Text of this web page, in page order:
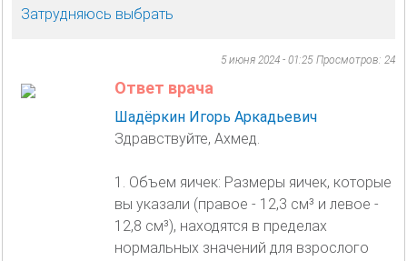
Затрудняюсь выбрать
5 июня 2024 - 01:25 Просмотров: 24
Ответ врача
Шадёркин Игорь Аркадьевич
Здравствуйте, Ахмед.
1. Объем яичек: Размеры яичек, которые
вы указали (правое - 12,3 см³ и левое -
12,8 см³), находятся в пределах
нормальных значений для взрослого